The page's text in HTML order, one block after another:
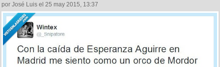
por José Luis el 25 may 2015, 13:37